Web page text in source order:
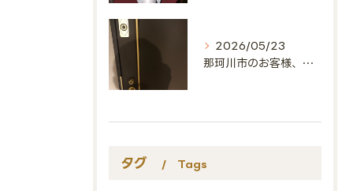
2026/05/23
那珂川市のお客様、ありがとうございました🔑
タグ Tags